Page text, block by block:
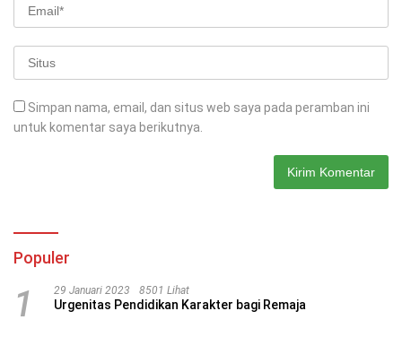
Simpan nama, email, dan situs web saya pada peramban ini
untuk komentar saya berikutnya.
Populer
1 29 Januari 2023 8501 Lihat
Urgenitas Pendidikan Karakter bagi Remaja